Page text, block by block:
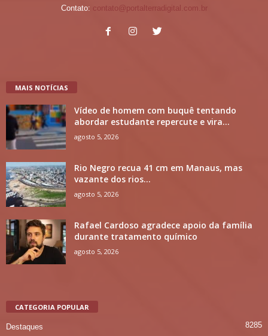
Contato: contato@portalterradigital.com.br
MAIS NOTÍCIAS
Vídeo de homem com buquê tentando
abordar estudante repercute e vira...
agosto 5, 2026
Rio Negro recua 41 cm em Manaus, mas
vazante dos rios...
agosto 5, 2026
Rafael Cardoso agradece apoio da família
durante tratamento químico
agosto 5, 2026
CATEGORIA POPULAR
Destaques 8285